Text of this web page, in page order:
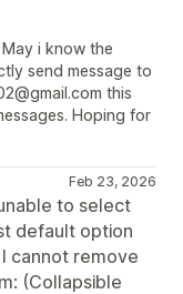
i know the
send message to
this
Hoping for
Feb 23, 2026
to select
default option
cannot remove
(Collapsible